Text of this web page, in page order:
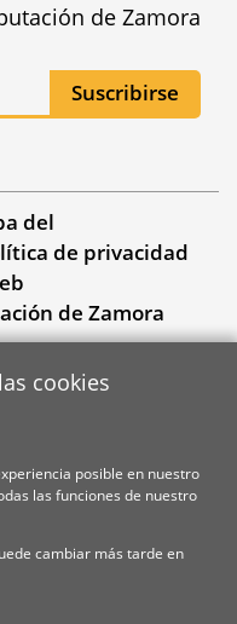
de Zamora
del
de privacidad
de Zamora
cookies
posible en nuestro
las funciones de nuestro
cambiar más tarde en